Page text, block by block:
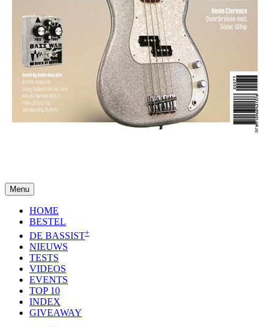
Menu
HOME
BESTEL
DE BASSIST+
NIEUWS
TESTS
VIDEOS
EVENTS
TOP 10
INDEX
GIVEAWAY